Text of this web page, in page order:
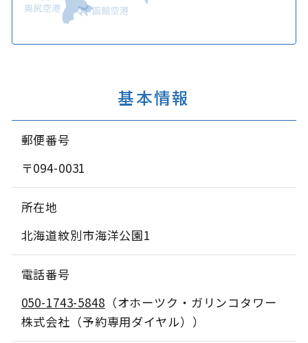
基本情報
郵便番号
〒094-0031
所在地
北海道紋別市海洋公園1
電話番号
050-1743-5848 （オホーツク・ガリンコタワー
株式会社（予約専用ダイヤル））